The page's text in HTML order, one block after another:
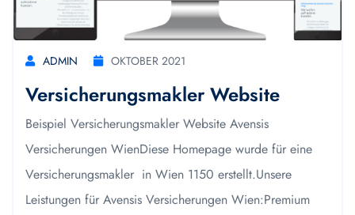
ADMIN OKTOBER 2021
Versicherungsmakler Website
Beispiel Versicherungsmakler Website Avensis
Versicherungen WienDiese Homepage wurde für eine
Versicherungsmakler in Wien 1150 erstellt.Unsere
Leistungen für Avensis Versicherungen Wien:Premium